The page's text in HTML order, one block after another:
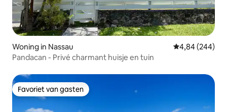
Woning in Nassau Gemiddelde
4,84 (244)
Pandacan - Privé charmant huisje en tuin
Favoriet van gasten
Favoriet van gasten